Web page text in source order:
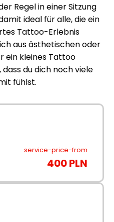
Regel in einer Sitzung
ideal für alle, die ein
Tattoo-Erlebnis
aus ästhetischen oder
ein kleines Tattoo
du dich noch viele
fühlst.
service-price-from
400 PLN